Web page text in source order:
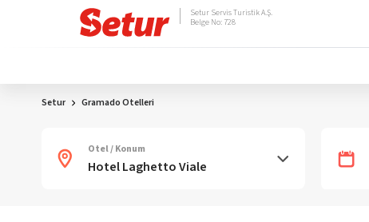
Setur Servis Turistik A.Ş.
Belge No: 728
Setur Gramado Otelleri
Otel / Konum